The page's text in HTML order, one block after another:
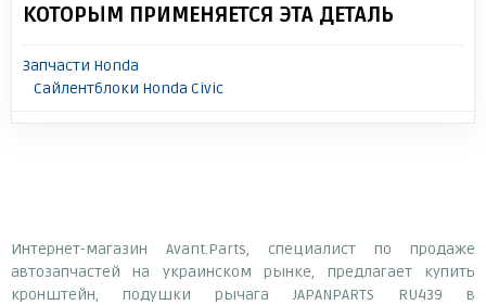
КОТОРЫМ ПРИМЕНЯЕТСЯ ЭТА ДЕТАЛЬ
Запчасти Honda
Сайлентблоки Honda Civic
Интернет-магазин Avant.Parts, специалист по продаже
автозапчастей на украинском рынке, предлагает купить
кронштейн, подушки рычага JAPANPARTS RU439 в